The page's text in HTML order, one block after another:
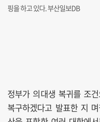
핑을 하고 있다. 부산일보DB
정부가 의대생 복귀를 조
복구하겠다고 발표한 지